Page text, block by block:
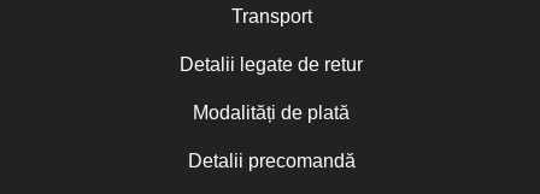
Transport
Detalii legate de retur
Modalități de plată
Detalii precomandă